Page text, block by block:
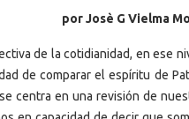
por Josè G Vielma
de la cotidianidad, en ese
de comparar el espíritu de
centra en una revisión de